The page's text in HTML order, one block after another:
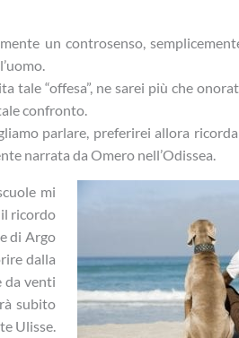
un controsenso,
tale “offesa”, ne sarei più che
confronto.
parlare, preferirei allora
narrata da Omero nell’Odissea.
mi
ricordo
di Argo
dalla
da venti
subito
Ulisse.